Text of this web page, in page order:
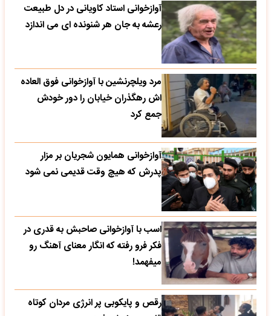
آوازخوانی استاد کاویانی در دل طبیعت
رعشه به جان هر شنونده ای می اندازد
مرد ویلچرنشین با آوازخوانی فوق العاده
اش رهگذران خیابان را دور خودش
جمع کرد
آوازخوانی همایون شجریان بر مزار
پدرش که هیچ وقت قدیمی نمی شود
اسب با آوازخوانی صاحبش به قدری در
فکر فرو رفته که انگار معنای آهنگ رو
میفهمد!
رقص و پایکوبی پر انرژی مردان کوتاه